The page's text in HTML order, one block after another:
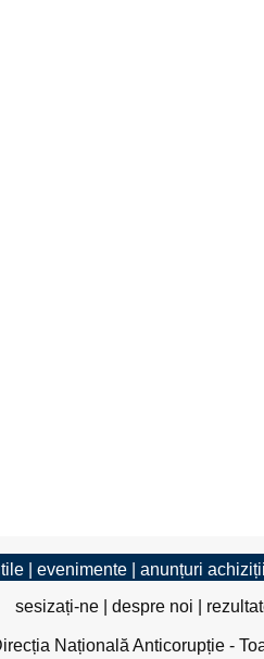
| evenimente| anunțuri
sesizați-ne| despre noi
Națională Anticorupție -